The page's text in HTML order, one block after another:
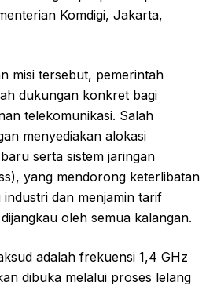
Komdigi, Jakarta,
misi tersebut, pemerintah
dukungan konkret bagi
telekomunikasi. Salah
menyediakan alokasi
serta sistem jaringan
yang mendorong keterlibatan
dan menjamin tarif
oleh semua kalangan.
adalah frekuensi 1,4 GHz
dibuka melalui proses lelang